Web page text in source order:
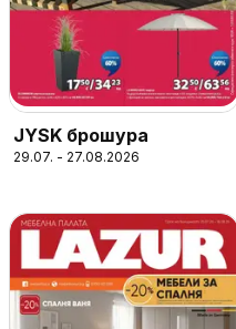
JYSK брошура
29.07. - 27.08.2026